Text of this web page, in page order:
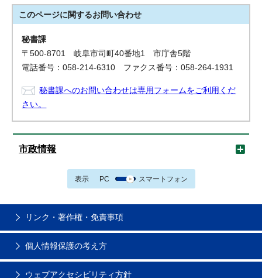
このページに関するお問い合わせ
秘書課
〒500-8701 岐阜市司町40番地1 市庁舎5階
電話番号：058-214-6310 ファクス番号：058-264-1931
秘書課へのお問い合わせは専用フォームをご利用くだ
さい。
市政情報
表示 PC スマートフォン
リンク・著作権・免責事項
個人情報保護の考え方
ウェブアクセシビリティ方針